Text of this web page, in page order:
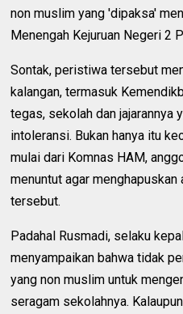
non muslim yang 'dipaksa'
Menengah Kejuruan Negeri 2
Sontak, peristiwa tersebut
kalangan, termasuk
tegas, sekolah dan jajarannya
intoleransi. Bukan hanya itu
mulai dari Komnas HAM,
menuntut agar
tersebut.
Padahal Rusmadi, selaku
menyampaikan bahwa tidak
yang non muslim untuk
seragam sekolahnya.